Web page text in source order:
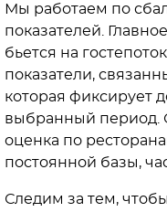
Мы работаем по
показателей.
бьется на
показатели,
которая фиксирует
выбранный период.
оценка по
постоянной базы,
Следим за тем,